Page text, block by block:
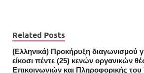
Related Posts
(Ελληνικά) Προκήρυξη διαγωνισμού
είκοσι πέντε (25) κενών οργανικών
Επικοινωνιών και Πληροφορικής